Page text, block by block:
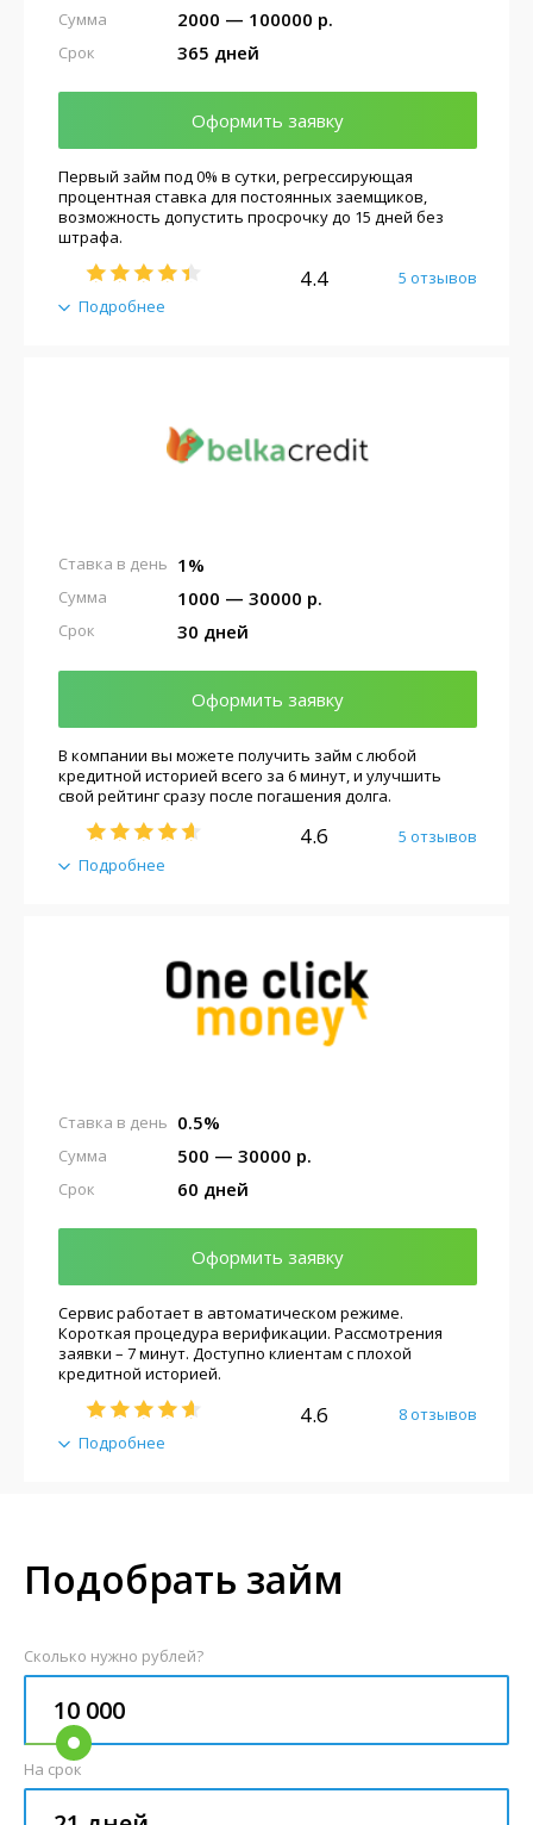
2000 — 100000 р.
Сумма
365 дней
Срок
Оформить заявку
Подробнее
Первый займ под 0% в сутки, регрессирующая
процентная ставка для постоянных заемщиков,
возможность допустить просрочку до 15 дней без
штрафа.
4.4 5 отзывов
1%
Ставка в день
1000 — 30000 р.
Сумма
30 дней
Срок
Оформить заявку
Подробнее
В компании вы можете получить займ с любой
кредитной историей всего за 6 минут, и улучшить
свой рейтинг сразу после погашения долга.
4.6 5 отзывов
0.5%
Ставка в день
500 — 30000 р.
Сумма
60 дней
Срок
Оформить заявку
Подробнее
Сервис работает в автоматическом режиме.
Короткая процедура верификации. Рассмотрения
заявки – 7 минут. Доступно клиентам с плохой
кредитной историей.
4.6 8 отзывов
Подобрать займ
Сколько нужно рублей?
На срок